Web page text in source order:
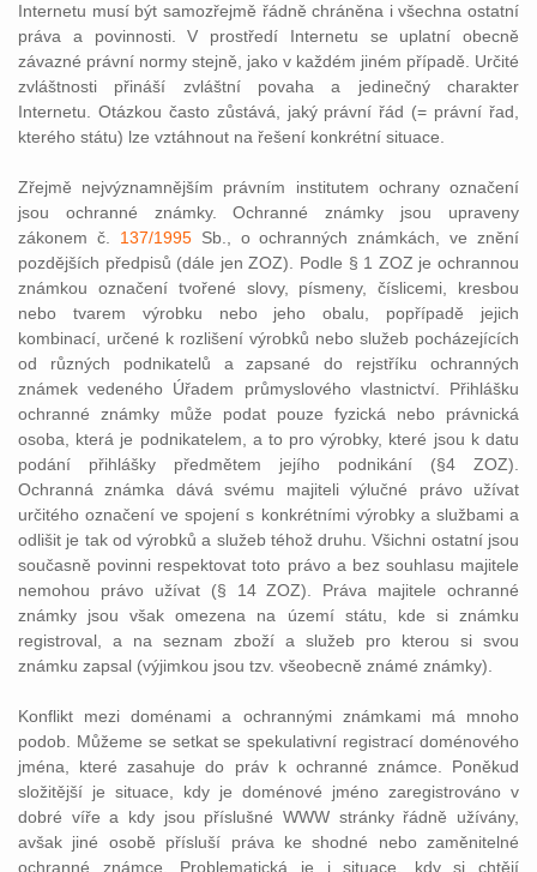
Internetu musí být samozřejmě řádně chráněna i všechna ostatní
práva a povinnosti. V prostředí Internetu se uplatní obecně
závazné právní normy stejně, jako v každém jiném případě. Určité
zvláštnosti přináší zvláštní povaha a jedinečný charakter
Internetu. Otázkou často zůstává, jaký právní řád (= právní řad,
kterého státu) lze vztáhnout na řešení konkrétní situace.
Zřejmě nejvýznamnějším právním institutem ochrany označení
jsou ochranné známky. Ochranné známky jsou upraveny
zákonem č. 137/1995Sb., o ochranných známkách, ve znění
pozdějších předpisů (dále jen ZOZ). Podle § 1 ZOZ je ochrannou
známkou označení tvořené slovy, písmeny, číslicemi, kresbou
nebo tvarem výrobku nebo jeho obalu, popřípadě jejich
kombinací, určené k rozlišení výrobků nebo služeb pocházejících
od různých podnikatelů a zapsané do rejstříku ochranných
známek vedeného Úřadem průmyslového vlastnictví. Přihlášku
ochranné známky může podat pouze fyzická nebo právnická
osoba, která je podnikatelem, a to pro výrobky, které jsou k datu
podání přihlášky předmětem jejího podnikání (§4 ZOZ).
Ochranná známka dává svému majiteli výlučné právo užívat
určitého označení ve spojení s konkrétními výrobky a službami a
odlišit je tak od výrobků a služeb téhož druhu. Všichni ostatní jsou
současně povinni respektovat toto právo a bez souhlasu majitele
nemohou právo užívat (§ 14 ZOZ). Práva majitele ochranné
známky jsou však omezena na území státu, kde si známku
registroval, a na seznam zboží a služeb pro kterou si svou
známku zapsal (výjimkou jsou tzv. všeobecně známé známky).
Konflikt mezi doménami a ochrannými známkami má mnoho
podob. Můžeme se setkat se spekulativní registrací doménového
jména, které zasahuje do práv k ochranné známce. Poněkud
složitější je situace, kdy je doménové jméno zaregistrováno v
dobré víře a kdy jsou příslušné WWW stránky řádně užívány,
avšak jiné osobě přísluší práva ke shodné nebo zaměnitelné
ochranné známce. Problematická je i situace, kdy si chtějí